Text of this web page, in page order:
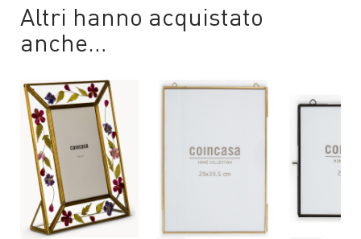
Altri hanno acquistato
anche…